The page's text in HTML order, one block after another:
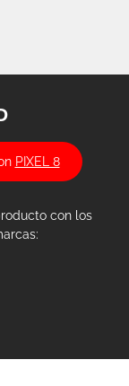
PIXEL 8
con los